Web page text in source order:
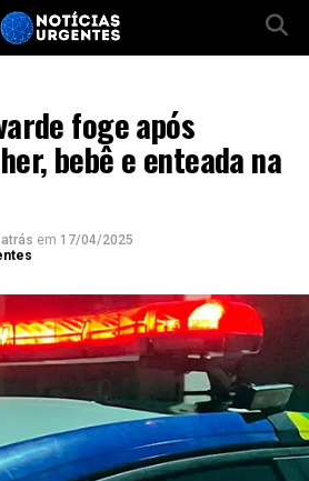
foge após
bebê e enteada na
em 17/04/2025